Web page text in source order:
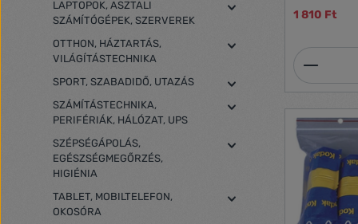
LAPTOPOK, ASZTALI
SZÁMÍTÓGÉPEK, SZERVEREK
OTTHON, HÁZTARTÁS,
VILÁGÍTÁSTECHNIKA
SPORT, SZABADIDŐ, UTAZÁS
SZÁMÍTÁSTECHNIKA,
PERIFÉRIÁK, HÁLÓZAT, UPS
SZÉPSÉGÁPOLÁS,
EGÉSZSÉGMEGŐRZÉS,
HIGIÉNIA
TABLET, MOBILTELEFON,
OKOSÓRA
apró, vagy
simítózásra
1 810 Ft